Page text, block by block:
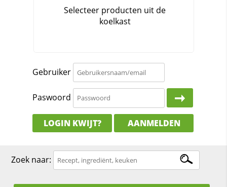
Gebruiker
Paswoord
LOGIN KWIJT? AANMELDEN
Zoek naar: